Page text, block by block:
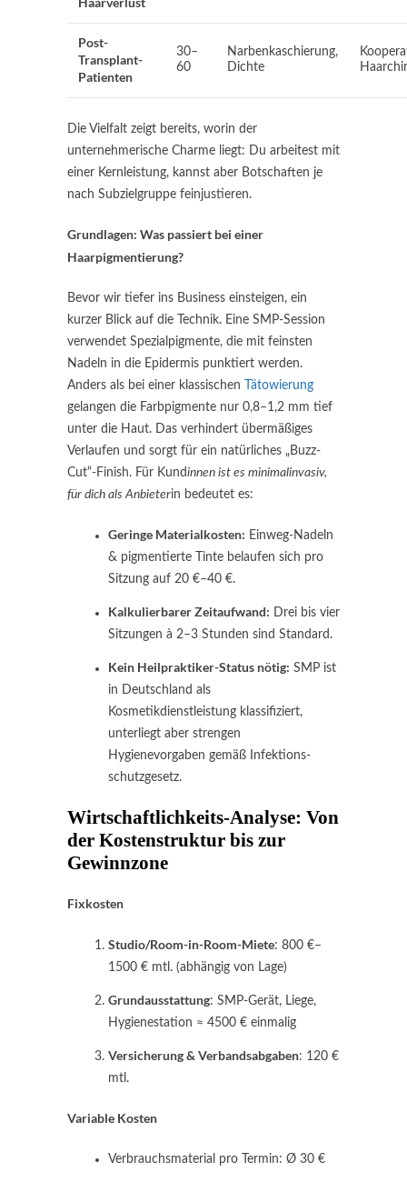
Post-
Transplant-
Patienten
30–
60
Narbenkaschierung,
Dichte
Die Vielfalt zeigt bereits, worin der
unternehmerische Charme liegt: Du arbeitest mit
einer Kernleistung, kannst aber Botschaften je
nach Subzielgruppe feinjustieren.
Grundlagen: Was passiert bei einer
Haarpigmentierung?
Bevor wir tiefer ins Business einsteigen, ein
kurzer Blick auf die Technik. Eine SMP-Session
verwendet Spezialpigmente, die mit feinsten
Nadeln in die Epidermis punktiert werden.
Anders als bei einer klassischen
Tätowierung
gelangen die Farbpigmente nur 0,8–1,2 mm tief
unter die Haut. Das verhindert übermäßiges
Verlaufen und sorgt für ein natürliches „Buzz-
Cut“-Finish. Für Kundinnen ist es minimalinvasiv,
für dich als Anbieterin bedeutet es:
Geringe Materialkosten: Einweg-Nadeln
& pigmentierte Tinte belaufen sich pro
Sitzung auf 20 €–40 €.
Kalkulierbarer Zeitaufwand: Drei bis vier
Sitzungen à 2–3 Stunden sind Standard.
Kein Heilpraktiker-Status nötig: SMP ist
in Deutschland als
Kosmetikdienstleistung klassifiziert,
unterliegt aber strengen
Hygienevorgaben gemäß Infektions­
schutzgesetz.
Wirtschaftlichkeits-Analyse: Von
der Kostenstruktur bis zur
Gewinnzone
Fixkosten
Studio/Room-in-Room-Miete: 800 €–
1500 € mtl. (abhängig von Lage)
Grundausstattung: SMP-Gerät, Liege,
Hygienestation ≈ 4500 € einmalig
Versicherung & Verbands­abgaben: 120 €
mtl.
Variable Kosten
Verbrauchsmaterial pro Termin: Ø 30 €